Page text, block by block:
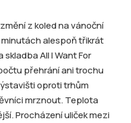
z koled na vánoční
alespoň třikrát
All I Want For
přehrání ani trochu
oproti trhům
mrznout. Teplota
Procházení uliček mezi